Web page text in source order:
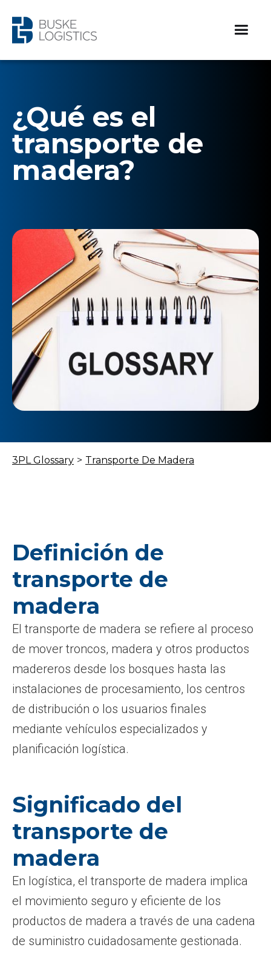
¿Qué es el
transporte de
madera?
3PL Glossary > Transporte De Madera
Definición de
transporte de
madera
El transporte de madera se refiere al proceso
de mover troncos, madera y otros productos
madereros desde los bosques hasta las
instalaciones de procesamiento, los centros
de distribución o los usuarios finales
mediante vehículos especializados y
planificación logística.
Significado del
transporte de
madera
En logística, el transporte de madera implica
el movimiento seguro y eficiente de los
productos de madera a través de una cadena
de suministro cuidadosamente gestionada.